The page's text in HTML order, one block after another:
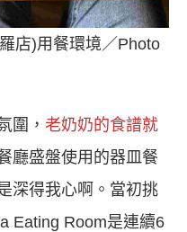
店)用餐環境／Photo
圍， 老奶奶的食譜就
廳盛盤使用的器皿餐
深得我心啊。當初挑
Eating Room是連續6